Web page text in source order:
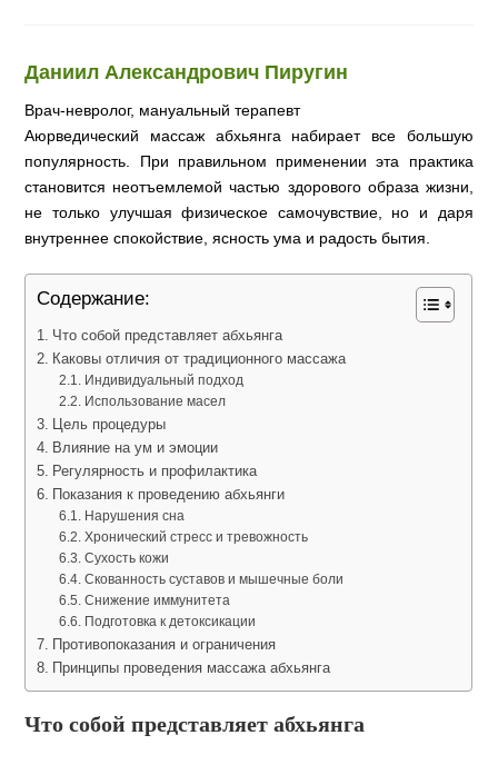
Даниил Александрович Пиругин
Врач-невролог, мануальный терапевт
Аюрведический массаж абхьянга набирает все большую
популярность. При правильном применении эта практика
становится неотъемлемой частью здорового образа жизни,
не только улучшая физическое самочувствие, но и даря
внутреннее спокойствие, ясность ума и радость бытия.
Содержание:
Что собой представляет абхьянга
Каковы отличия от традиционного массажа
Индивидуальный подход
Использование масел
Цель процедуры
Влияние на ум и эмоции
Регулярность и профилактика
Показания к проведению абхьянги
Нарушения сна
Хронический стресс и тревожность
Сухость кожи
Скованность суставов и мышечные боли
Снижение иммунитета
Подготовка к детоксикации
Противопоказания и ограничения
Принципы проведения массажа абхьянга
Что собой представляет абхьянга